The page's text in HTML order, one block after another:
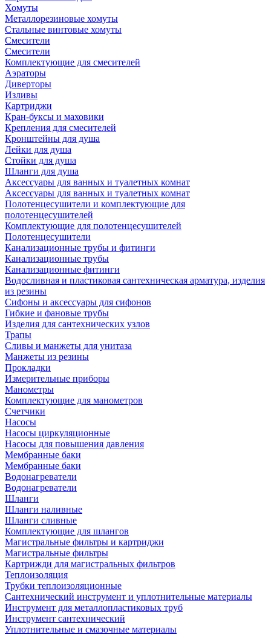
Хомуты
Металлорезиновые хомуты
Стальные винтовые хомуты
Смесители
Смесители
Комплектующие для смесителей
Аэраторы
Диверторы
Изливы
Картриджи
Кран-буксы и маховики
Крепления для смесителей
Кронштейны для душа
Лейки для душа
Стойки для душа
Шланги для душа
Аксессуары для ванных и туалетных комнат
Аксессуары для ванных и туалетных комнат
Полотенцесушители и комплектующие для
полотенцесушителей
Комплектующие для полотенцесушителей
Полотенцесушители
Канализационные трубы и фитинги
Канализационные трубы
Канализационные фитинги
Водосливная и пластиковая сантехническая арматура, изделия
из резины
Сифоны и аксессуары для сифонов
Гибкие и фановые трубы
Изделия для сантехнических узлов
Трапы
Сливы и манжеты для унитаза
Манжеты из резины
Прокладки
Измерительные приборы
Манометры
Комплектующие для манометров
Счетчики
Насосы
Насосы циркуляционные
Насосы для повышения давления
Мембранные баки
Мембранные баки
Водонагреватели
Водонагреватели
Шланги
Шланги наливные
Шланги сливные
Комплектующие для шлангов
Магистральные фильтры и картриджи
Магистральные фильтры
Картрижди для магистральных фильтров
Теплоизоляция
Трубки теплоизоляционные
Сантехнический инструмент и уплотнительные материалы
Инструмент для металлопластиковых труб
Инструмент сантехнический
Уплотнительные и смазочные материалы